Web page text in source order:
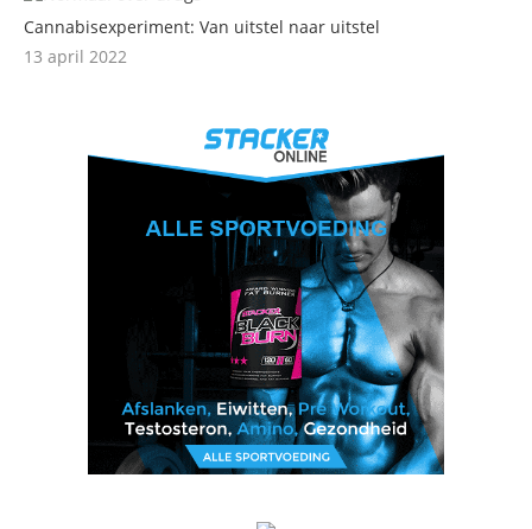
Cannabisexperiment: Van uitstel naar uitstel
13 april 2022